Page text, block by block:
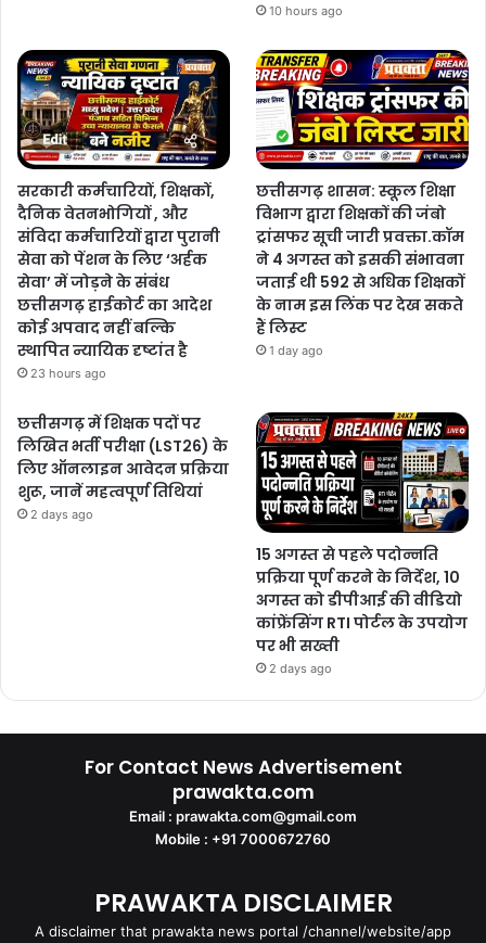
10 hours ago
सरकारी कर्मचारियों, शिक्षकों,
दैनिक वेतनभोगियों , और
संविदा कर्मचारियों द्वारा पुरानी
सेवा को पेंशन के लिए ‘अर्हक
सेवा’ में जोड़ने के संबंध
छत्तीसगढ़ हाईकोर्ट का आदेश
कोई अपवाद नहीं बल्कि
स्थापित न्यायिक दृष्टांत है
23 hours ago
छत्तीसगढ़ शासन: स्कूल शिक्षा
विभाग द्वारा शिक्षकों की जंबो
ट्रांसफर सूची जारी प्रवक्ता.कॉम
ने 4 अगस्त को इसकी संभावना
जताई थी 592 से अधिक शिक्षकों
के नाम इस लिंक पर देख सकते
हैं लिस्ट
1 day ago
छत्तीसगढ़ में शिक्षक पदों पर
लिखित भर्ती परीक्षा (LST26) के
लिए ऑनलाइन आवेदन प्रक्रिया
शुरू, जानें महत्वपूर्ण तिथियां
2 days ago
15 अगस्त से पहले पदोन्नति
प्रक्रिया पूर्ण करने के निर्देश, 10
अगस्त को डीपीआई की वीडियो
कांफ्रेंसिंग RTI पोर्टल के उपयोग
पर भी सख्ती
2 days ago
For Contact News Advertisement
prawakta.com
Email : prawakta.com@gmail.com
Mobile : +91 7000672760
PRAWAKTA DISCLAIMER
A disclaimer that prawakta news portal /channel/website/app